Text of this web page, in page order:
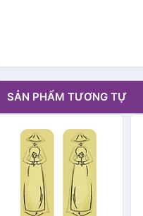
SẢN PHẨM TƯƠNG TỰ